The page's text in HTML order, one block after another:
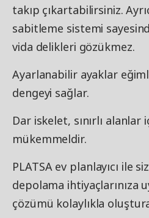
takıp çıkartabilirsiniz.
sabitleme sistemi
vida delikleri gözükmez.
Ayarlanabilir ayaklar
dengeyi sağlar.
Dar iskelet, sınırlı alanlar
mükemmeldir.
PLATSA ev planlayıcı ile
depolama ihtiyaçlarınıza
çözümü kolaylıkla